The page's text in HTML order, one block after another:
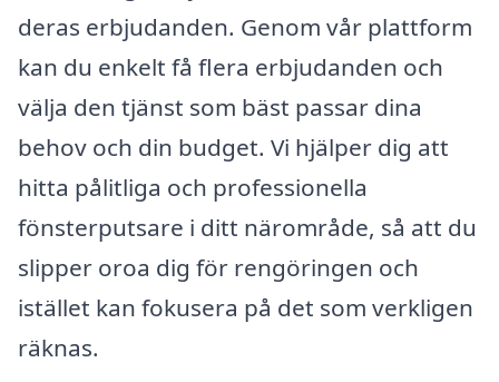
deras erbjudanden. Genom vår plattform
kan du enkelt få flera erbjudanden och
välja den tjänst som bäst passar dina
behov och din budget. Vi hjälper dig att
hitta pålitliga och professionella
fönsterputsare i ditt närområde, så att du
slipper oroa dig för rengöringen och
istället kan fokusera på det som verkligen
räknas.